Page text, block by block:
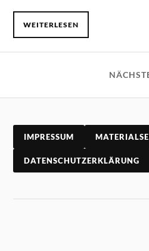
WEITERLESEN
IMPRESSUM
DATENSCHUTZERKLÄRUNG